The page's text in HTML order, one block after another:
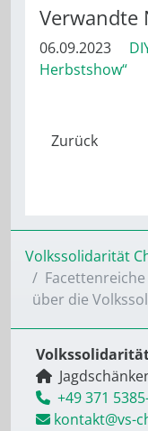
Verwandte
06.09.2023
Herbstshow“
Volkssolidarität
über die
+49 371
kontakt@vs-